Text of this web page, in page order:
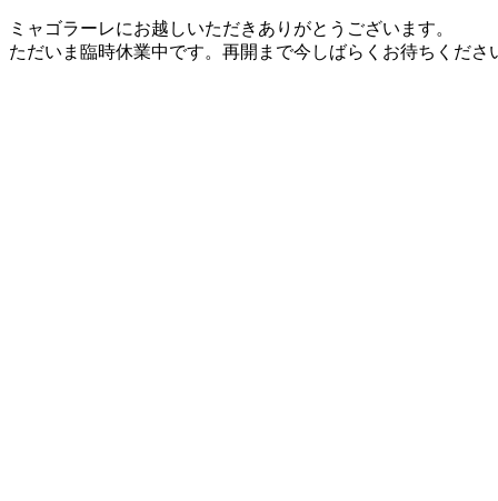
ミャゴラーレにお越しいただきありがとうございます。
ただいま臨時休業中です。再開まで今しばらくお待ちくださ